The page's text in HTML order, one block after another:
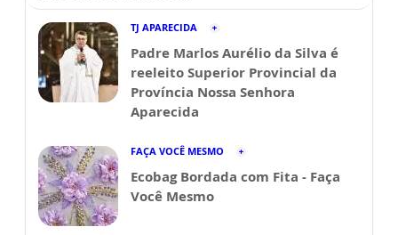
TJ APARECIDA
Padre Marlos Aurélio da Silva é
reeleito Superior Provincial da
Província Nossa Senhora
Aparecida
FAÇA VOCÊ MESMO
Ecobag Bordada com Fita - Faça
Você Mesmo